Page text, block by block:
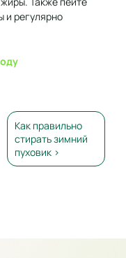
и регулярно
Как правильно
стирать зимний
пуховик >